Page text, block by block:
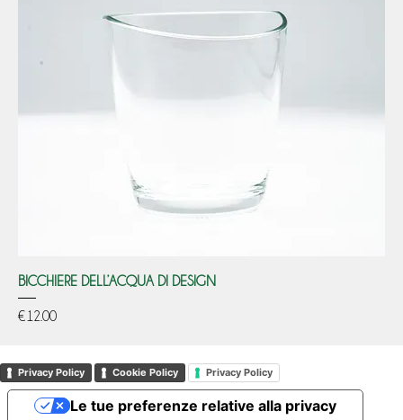
BICCHIERE DELL’ACQUA DI DESIGN
Price
€12.00
Privacy Policy Cookie Policy Privacy Policy
Le tue preferenze relative alla privacy